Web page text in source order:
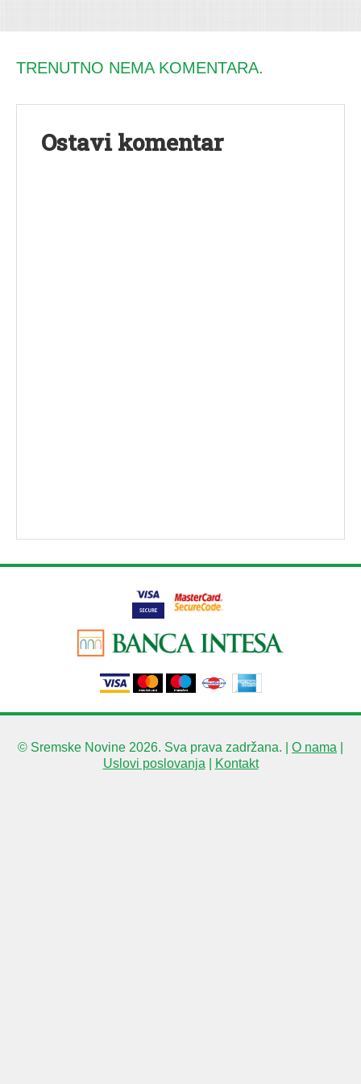
TRENUTNO NEMA KOMENTARA.
Ostavi komentar
© Sremske Novine 2026. Sva prava zadržana. | O nama
Uslovi poslovanja
Kontakt